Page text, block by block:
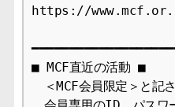
https://
■ MCF直近の活動 ■
＜MCF会員限定＞と記